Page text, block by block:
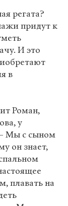
регата?
придут к
И это
в
Роман,
у
Мы с сыном
он знает,
плавать на